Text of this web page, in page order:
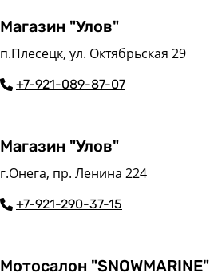
Магазин "Улов"
п.Плесецк, ул. Октябрьская 29
+7-921-089-87-07
Магазин "Улов"
г.Онега, пр. Ленина 224
+7-921-290-37-15
Мотосалон "SNOWMARINE"